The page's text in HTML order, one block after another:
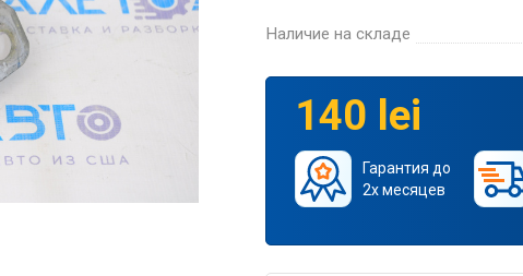
Наличие на складе
140 lei
Гарантия до
2х месяцев